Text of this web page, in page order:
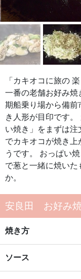
「カキオコに旅の
一番の老舗お好み焼
期船乗り場から備
き人形が目印です
い焼き」をまずは
でカキオコが焼き
うです。 おっぱい
で葱と一緒に焼いた
か。
安良田 お好み
焼き方
ソース